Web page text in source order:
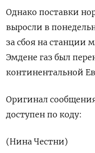
Однако поставки
выросли в
за сбоя на станции
Эмдене газ был
континентальной
Оригинал
доступен по коду:
(Нина Честни)